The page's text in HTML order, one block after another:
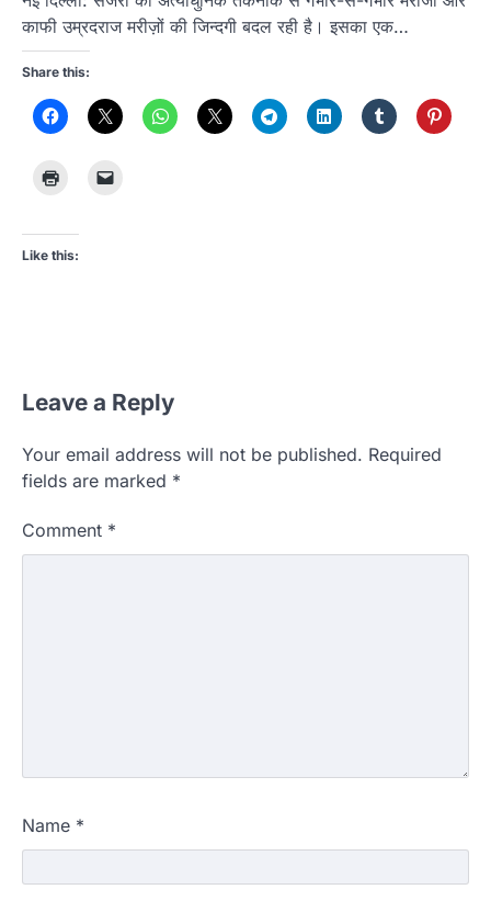
काफी उम्रदराज मरीज़ों की जिन्दगी बदल रही है। इसका एक…
Share this:
Like this:
Leave a Reply
Your email address will not be published. Required
fields are marked *
Comment *
Name *